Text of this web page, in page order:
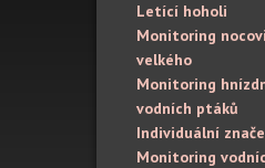
Letící hoholi
Monitoring
velkého
Monitoring
vodních ptáků
Individuální
Monitoring